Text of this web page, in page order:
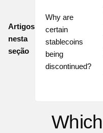
Artigos
nesta
seção
Why are
certain
stablecoins
being
discontinued?
Which